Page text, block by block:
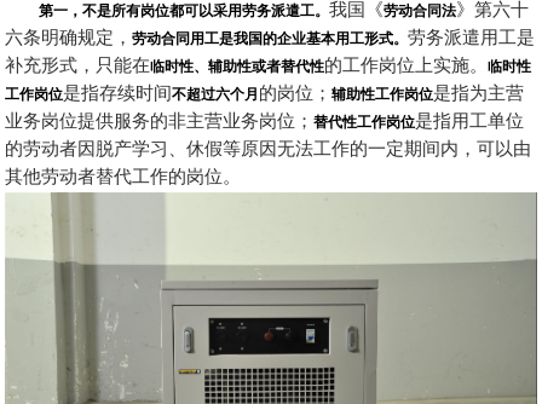
第一，不是所有岗位都可以采用劳务派遣工。我国《劳动合同法》第六十
六条明确规定，劳动合同用工是我国的企业基本用工形式。劳务派遣用工是
补充形式，只能在临时性、辅助性或者替代性的工作岗位上实施。临时性
工作岗位是指存续时间不超过六个月 的岗位；辅助性工作岗位是指为主营
业务岗位提供服务的非主营业务岗位；替代性工作岗位是指用工单位
的劳动者因脱产学习、休假等原因无法工作的一定期间内，可以由
其他劳动者替代工作的岗位。